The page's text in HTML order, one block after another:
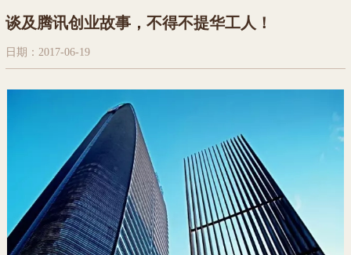
谈及腾讯创业故事，不得不提华工人！
日期：2017-06-19